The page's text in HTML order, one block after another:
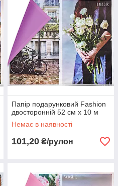
Папір подарунковий Fashion
двосторонній 52 см х 10 м
Немає в наявності
101,20 ₴/рулон